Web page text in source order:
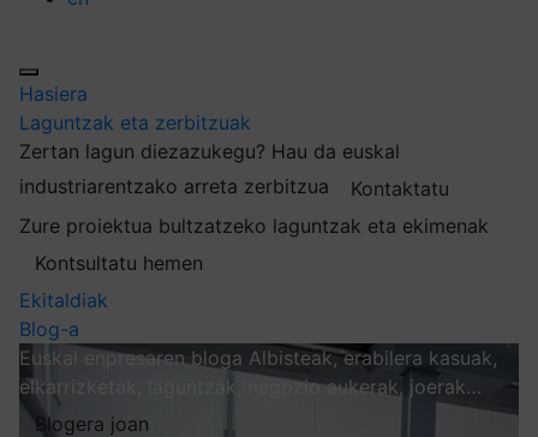
Hasiera
Laguntzak eta zerbitzuak
Zertan lagun diezazukegu? Hau da euskal
industriarentzako arreta zerbitzua
Kontaktatu
Zure proiektua bultzatzeko laguntzak eta ekimenak
Kontsultatu hemen
Ekitaldiak
Blog-a
Euskal enpresaren bloga Albisteak, erabilera kasuak,
elkarrizketak, laguntzak, negozio aukerak, joerak…
Blogera joan